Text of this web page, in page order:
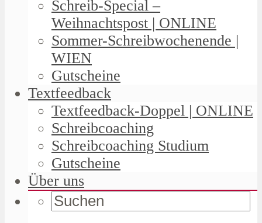
Schreib-Special –
Weihnachtspost | ONLINE
Sommer-Schreibwochenende |
WIEN
Gutscheine
Textfeedback
Textfeedback-Doppel | ONLINE
Schreibcoaching
Schreibcoaching Studium
Gutscheine
Über uns